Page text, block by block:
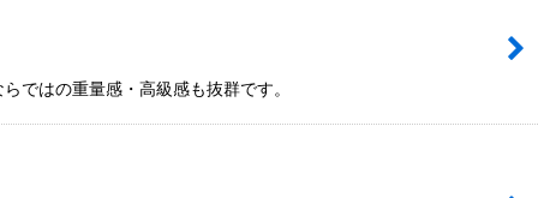
ではの重量感・高級感も抜群です。